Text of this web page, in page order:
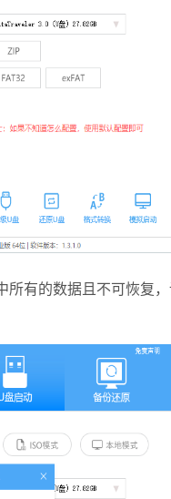
有的数据且不可恢复